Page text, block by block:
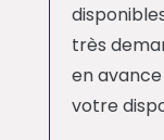
très
en
votre